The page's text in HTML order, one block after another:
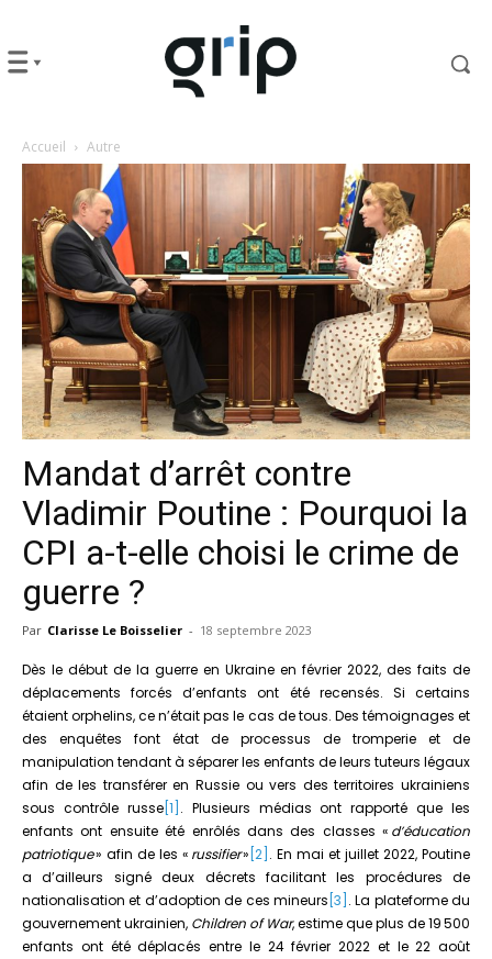
Accueil Autre
Mandat d’arrêt contre
Vladimir Poutine : Pourquoi la
CPI a-t-elle choisi le crime de
guerre ?
Par Clarisse Le Boisselier - 18 septembre 2023
Dès le début de la guerre en Ukraine en février 2022, des faits de
déplacements forcés d’enfants ont été recensés. Si certains
étaient orphelins, ce n’était pas le cas de tous. Des témoignages et
des enquêtes font état de processus de tromperie et de
manipulation tendant à séparer les enfants de leurs tuteurs légaux
afin de les transférer en Russie ou vers des territoires ukrainiens
sous contrôle russe[1] . Plusieurs médias ont rapporté que les
enfants ont ensuite été enrôlés dans des classes « d’éducation
patriotique» afin de les « russifier» [2] . En mai et juillet 2022, Poutine
a d’ailleurs signé deux décrets facilitant les procédures de
nationalisation et d’adoption de ces mineurs [3] . La plateforme du
gouvernement ukrainien, Children of War, estime que plus de 19 500
enfants ont été déplacés entre le 24 février 2022 et le 22 août